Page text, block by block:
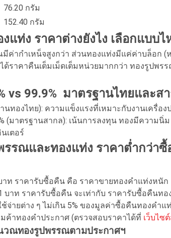
76.20 กรัม
152.40 กรัม
แท่ง ราคาต่างยังไง เลือกแบบ
ค่ากำเหน็จสูงกว่า ส่วนทองแท่งมีแค่ค่าบล็อก (
ด้ราคาคืนเต็มเม็ดเต็มหน่วยมากกว่า ทองรูปพ
vs 99.9% มาตรฐานไทยและส
นทองไทย): ความแข็งแรงที่เหมาะกับงานเครื่อ
(มาตรฐานสากล): เน้นการลงทุน ทองมีความ
เตอร์
รณและทองแท่ง ราคาต่ำกว่าซื้
าท ราคารับซื้อคืน คือ ราคาขายทองคำแท่งหนัก
าท ราคารับซื้อคืน จะเท่ากับ ราคารับซื้อคืนทอ
จ่ายต่าง ๆ ไม่เกิน 5% ของมูลค่าซื้อคืนทองคำ
ค้าทองคำประกาศ (ตรวจสอบราคาได้ที่ เว็บไซ
วณทองรูปพรรณตามประกาศฯ